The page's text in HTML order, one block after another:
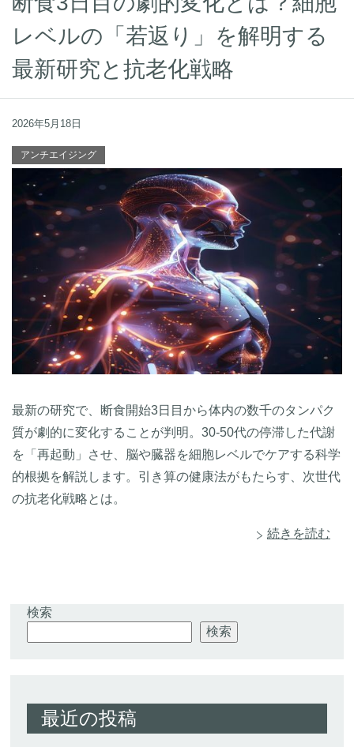
レベルの「若返り」を解明する
最新研究と抗老化戦略
2026年5月18日
アンチエイジング
最新の研究で、断食開始3日目から体内の数千のタンパク
質が劇的に変化することが判明。30-50代の停滞した代謝
を「再起動」させ、脳や臓器を細胞レベルでケアする科学
的根拠を解説します。引き算の健康法がもたらす、次世代
の抗老化戦略とは。
続きを読む
検索
検索
最近の投稿